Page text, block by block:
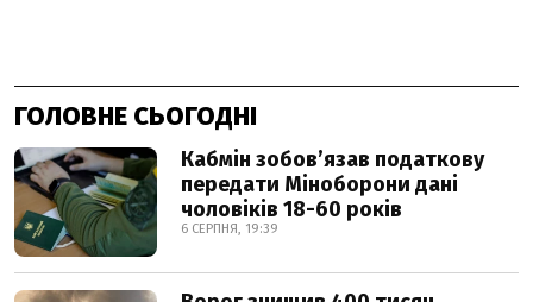
ГОЛОВНЕ СЬОГОДНІ
Кабмін зобовʼязав податкову
передати Міноборони дані
чоловіків 18-60 років
6 СЕРПНЯ, 19:39